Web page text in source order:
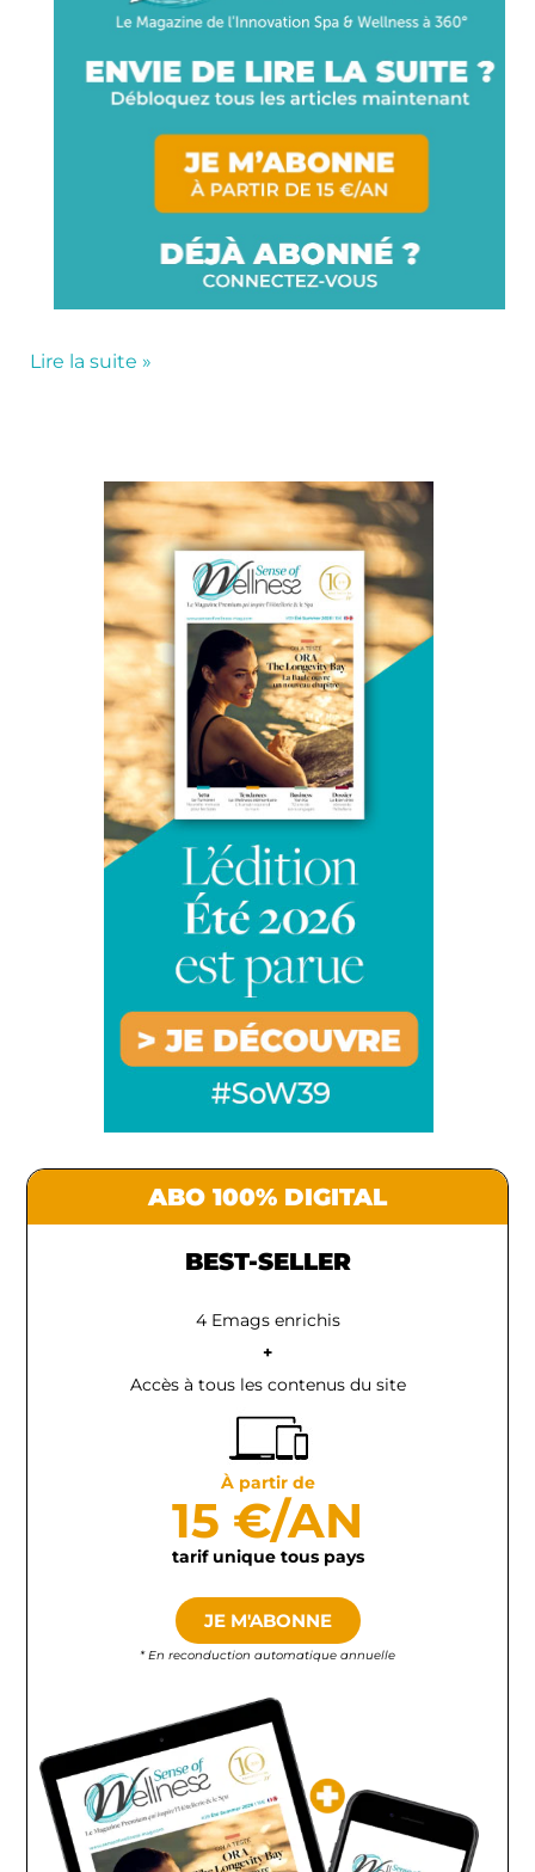
Lire la suite »
ABO 100% DIGITAL
BEST-SELLER
4 Emags enrichis
+
Accès à tous les contenus du site
À partir de
15 €/AN
tarif unique tous pays
JE M'ABONNE
* En reconduction automatique annuelle